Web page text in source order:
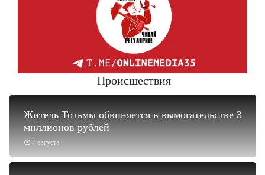
Происшествия
7 августа
Житель Тотьмы обвиняется в вымогательстве 3
миллионов рублей